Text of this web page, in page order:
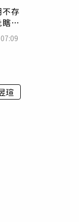
存
編
甫
？
瑄